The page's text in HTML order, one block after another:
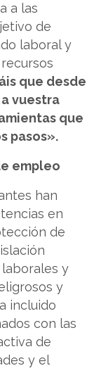
a las
de
laboral y
que desde
vuestra
que
pasos».
empleo
han
en
de
y
y
incluido
con las
de
y el